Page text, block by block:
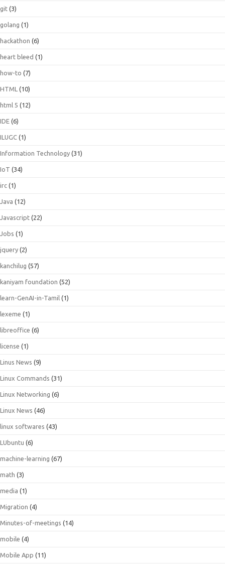
git (3)
golang (1)
hackathon (6)
heart bleed (1)
how-to (7)
HTML (10)
html 5 (12)
IDE (6)
ILUGC (1)
Information Technology (31)
IoT (34)
irc (1)
Java (12)
Javascript (22)
Jobs (1)
jquery (2)
kanchilug (57)
kaniyam foundation (52)
learn-GenAI-in-Tamil (1)
lexeme (1)
libreoffice (6)
license (1)
Linus News (9)
Linux Commands (31)
Linux Networking (6)
Linux News (46)
linux softwares (43)
LUbuntu (6)
machine-learning (67)
math (3)
media (1)
Migration (4)
Minutes-of-meetings (14)
mobile (4)
Mobile App (11)